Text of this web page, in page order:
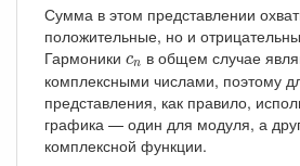
Сумма в этом представлении
положительные, но и
Гармоники cn
cn в общем случае
комплексными числами, поэтому
представления, как правило,
графика — один для модуля, а
комплексной функции.